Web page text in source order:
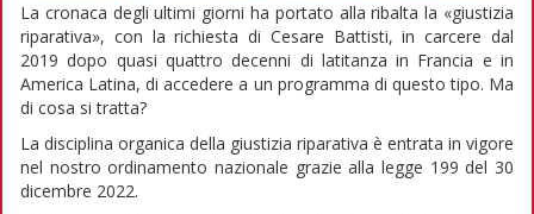
La cronaca degli ultimi giorni ha portato alla ribalta la «giustizia
riparativa», con la richiesta di Cesare Battisti, in carcere dal
2019 dopo quasi quattro decenni di latitanza in Francia e in
America Latina, di accedere a un programma di questo tipo. Ma
di cosa si tratta?
La disciplina organica della giustizia riparativa è entrata in vigore
nel nostro ordinamento nazionale grazie alla legge 199 del 30
dicembre 2022.